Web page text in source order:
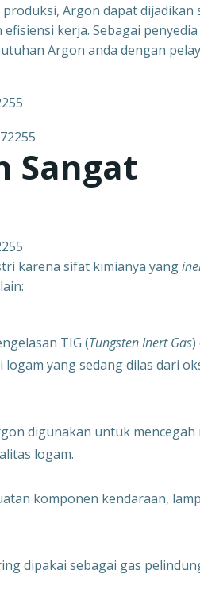
Argon dapat dijadikan
kerja. Sebagai
Argon anda dengan
Sangat
karena sifat kimianya yang
TIG (Tungsten Inert Gas)
yang sedang dilas dari
digunakan untuk mencegah
logam.
komponen kendaraan,
dipakai sebagai gas